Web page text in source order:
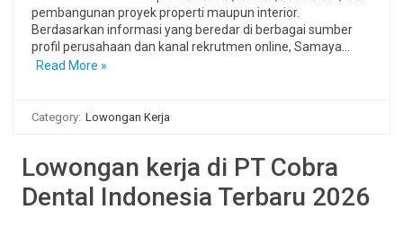
pembangunan proyek properti maupun interior.
Berdasarkan informasi yang beredar di berbagai sumber
profil perusahaan dan kanal rekrutmen online, Samaya…
Read More »
Category: Lowongan Kerja
Lowongan kerja di PT Cobra
Dental Indonesia Terbaru 2026